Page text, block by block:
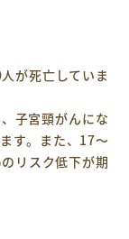
が死亡していま
子宮頸がんにな
す。また、17～
リスク低下が期